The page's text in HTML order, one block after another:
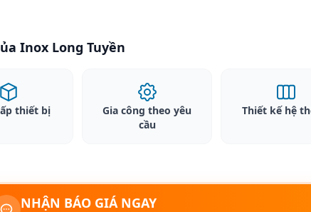
Inox Long Tuyền
thiết bị
Gia công theo yêu
cầu
Thiết kế hệ
NHẬN BÁO GIÁ NGAY